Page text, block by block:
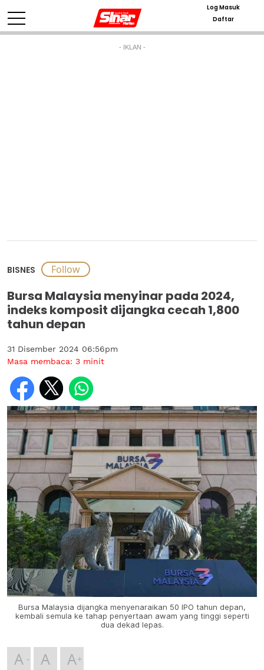
Log Masuk
Daftar
- IKLAN -
BISNES
Bursa Malaysia menyinar pada 2024,
indeks komposit dijangka cecah 1,800
tahun depan
31 Disember 2024 06:56pm
Masa membaca: 3 minit
Bursa Malaysia dijangka menyenaraikan 50 IPO tahun depan,
kembali semula ke tahap penyertaan awam yang tinggi seperti
dua dekad lepas.
A A A